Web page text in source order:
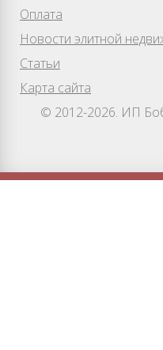
Оплата
Новости элитной
Статьи
Карта сайта
© 2012-2026. ИП